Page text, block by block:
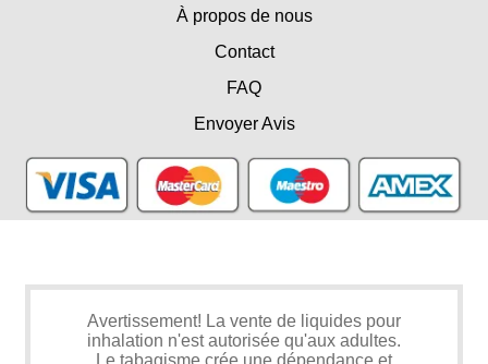
À propos de nous
Contact
FAQ
Envoyer Avis
Avertissement! La vente de liquides pour
inhalation n'est autorisée qu'aux adultes.